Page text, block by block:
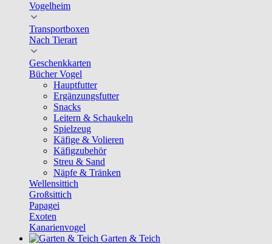
Vogelheim
Transportboxen
Nach Tierart
Geschenkkarten
Bücher Vogel
Hauptfutter
Ergänzungsfutter
Snacks
Leitern & Schaukeln
Spielzeug
Käfige & Volieren
Käfigzubehör
Streu & Sand
Näpfe & Tränken
Wellensittich
Großsittich
Papagei
Exoten
Kanarienvogel
Garten & Teich